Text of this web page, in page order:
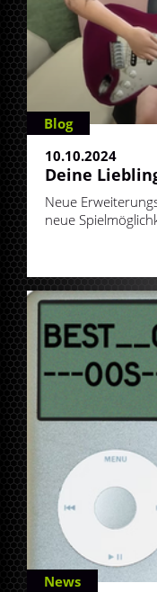
Blog
10.10.2024
Deine
Neue
neue
News